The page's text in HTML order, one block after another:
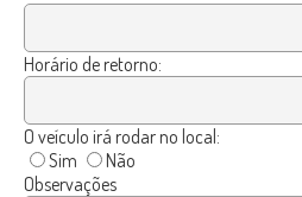
Horário de retorno:
O veículo irá rodar no local:
Sim
Não
Observações